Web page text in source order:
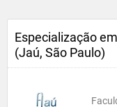
Especialização
(Jaú, São Paulo)